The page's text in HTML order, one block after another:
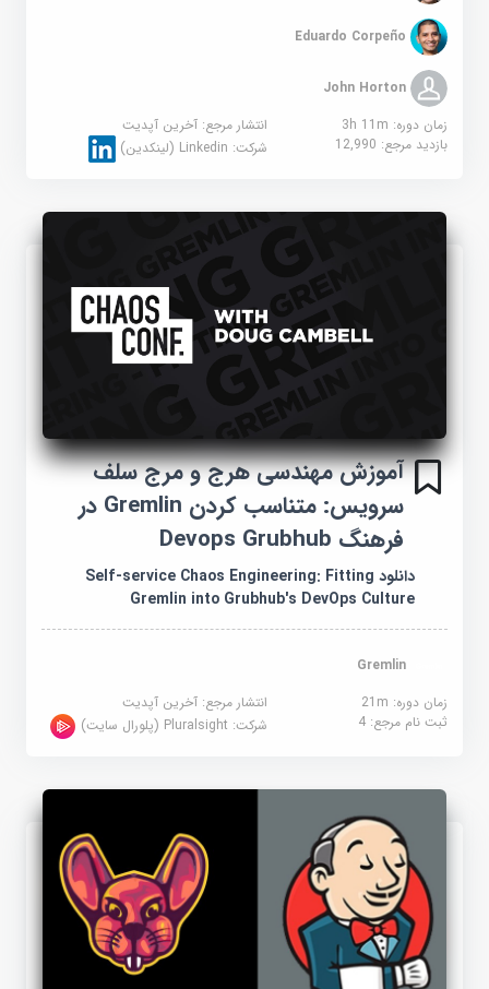
Eduardo Corpeño
John Horton
زمان دوره: 3h 11m
انتشار مرجع:آخرین آپدیت
بازدید مرجع:12,990 شرکت:Linkedin (لینکدین)
آموزش مهندسی هرج و مرج سلف
سرویس: متناسب کردن Gremlin در
فرهنگ Devops Grubhub
دانلود Self-service Chaos Engineering: Fitting
Gremlin into Grubhub's DevOps Culture
زمان دوره: 21m
انتشار مرجع:آخرین آپدیت
ثبت نام مرجع:4 شرکت:Pluralsight (پلورال سایت)